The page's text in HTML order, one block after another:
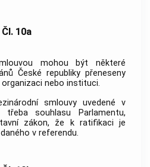
Čl. 10a
mohou být některé
České republiky přeneseny
nebo instituci.
smlouvy uvedené v
souhlasu Parlamentu,
zákon, že k ratifikaci je
v referendu.